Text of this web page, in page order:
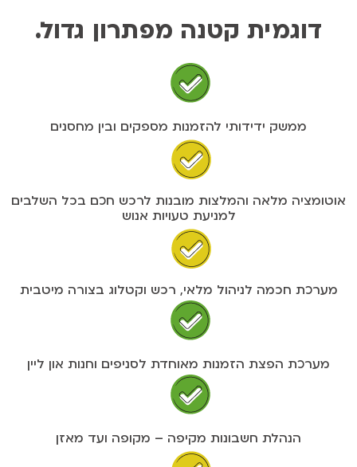
דוגמית קטנה מפתרון גדול.
ממשק ידידותי להזמנות מספקים ובין מחסנים
אוטומציה מלאה והמלצות מובנות לרכש חכם בכל השלבים
למניעת טעויות אנוש
מערכת חכמה לניהול מלאי, רכש וקטלוג בצורה מיטבית
מערכת הפצת הזמנות מאוחדת לסניפים וחנות און ליין
הנהלת חשבונות מקיפה – מקופה ועד מאזן